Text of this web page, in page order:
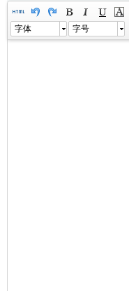
字体 字号